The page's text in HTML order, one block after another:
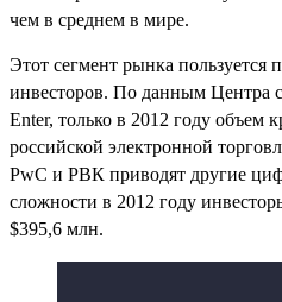
чем в среднем в мире.
Этот сегмент рынка пользуется
инвесторов. По данным Центра
Enter, только в 2012 году объем
российской электронной
PwC и РВК приводят другие
сложности в 2012 году
$395,6 млн.